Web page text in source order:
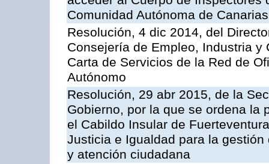
Comunidad Autónoma de Canarias
Resolución, 4 dic 2014, del
Consejería de Empleo, Industria
Carta de Servicios de la Red de
Autónomo
Resolución, 29 abr 2015, de la
Gobierno, por la que se ordena la
el Cabildo Insular de
Justicia e Igualdad para la
y atención ciudadana